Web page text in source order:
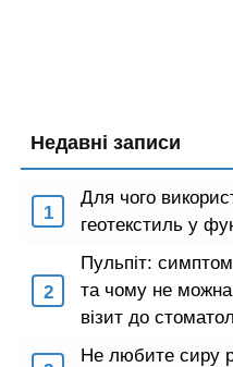
Недавні записи
Для чого
геотекстиль у
Пульпіт:
та чому не можна
візит до
Не любите сиру